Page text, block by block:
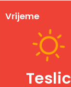
Vrijeme
Teslic